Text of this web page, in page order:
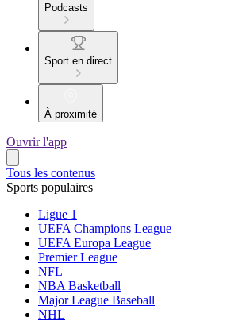
Podcasts
Sport en direct
À proximité
Ouvrir l'app
Tous les contenus
Sports populaires
Ligue 1
UEFA Champions League
UEFA Europa League
Premier League
NFL
NBA Basketball
Major League Baseball
NHL